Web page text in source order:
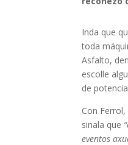
Inda que
toda
Asfalto,
escolle
de
Con
sinala que
eventos